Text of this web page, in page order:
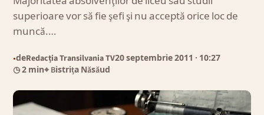
superioare vor să fie şefi şi nu acceptă orice loc de
muncă.…
●deRedacția Transilvania TV20 septembrie 2011 · 10:27
◷ 2 min⌖ Bistrița Năsăud